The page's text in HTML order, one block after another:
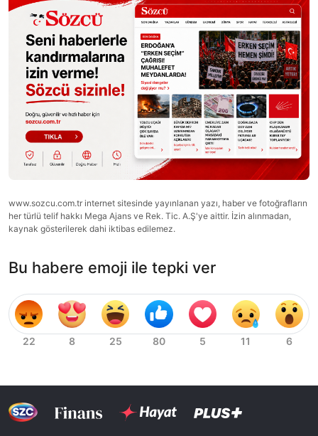
www.sozcu.com.tr internet sitesinde yayınlanan yazı, haber ve fotoğrafların
her türlü telif hakkı Mega Ajans ve Rek. Tic. A.Ş'ye aittir. İzin alınmadan,
kaynak gösterilerek dahi iktibas edilemez.
Bu habere emoji ile tepki ver